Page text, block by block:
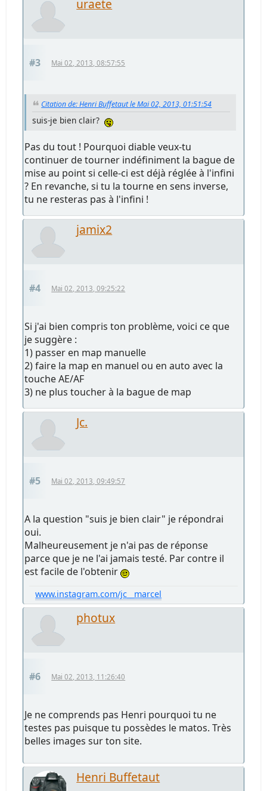
uraete
#3 Mai 02, 2013, 08:57:55
Citation de: Henri Buffetaut le Mai 02, 2013, 01:51:54
suis-je bien clair?
Pas du tout ! Pourquoi diable veux-tu
continuer de tourner indéfiniment la bague de
mise au point si celle-ci est déjà réglée à l'infini
? En revanche, si tu la tourne en sens inverse,
tu ne resteras pas à l'infini !
jamix2
#4 Mai 02, 2013, 09:25:22
Si j'ai bien compris ton problème, voici ce que
je suggère :
1) passer en map manuelle
2) faire la map en manuel ou en auto avec la
touche AE/AF
3) ne plus toucher à la bague de map
Jc.
#5 Mai 02, 2013, 09:49:57
A la question "suis je bien clair" je répondrai
oui.
Malheureusement je n'ai pas de réponse
parce que je ne l'ai jamais testé. Par contre il
est facile de l'obtenir
www.instagram.com/jc__marcel
photux
#6 Mai 02, 2013, 11:26:40
Je ne comprends pas Henri pourquoi tu ne
testes pas puisque tu possèdes le matos. Très
belles images sur ton site.
Henri Buffetaut